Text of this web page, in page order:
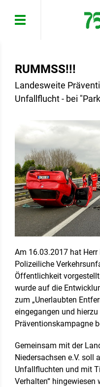
RUMMSS!!!
Landesweite
Unfallflucht - bei
Am 16.03.2017 hat
Polizeiliche
Öffentlichkeit
wurde auf die
zum „Unerlaubten
eingegangen und
Präventionskampagne
Gemeinsam mit der
Niedersachsen e.V. soll
Unfallfluchten und mit
Verhalten“ hingewiesen